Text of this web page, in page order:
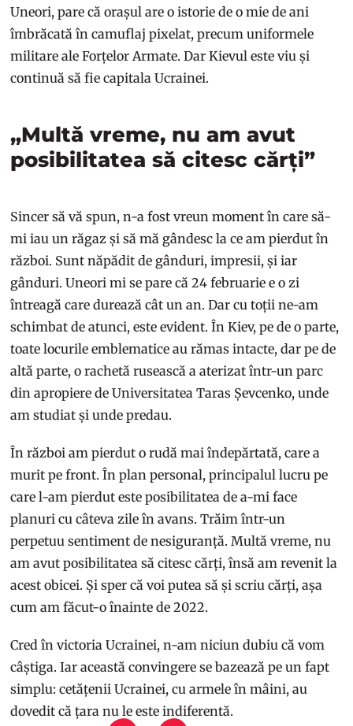
Uneori, pare că orașul are o istorie de o mie de ani
îmbrăcată în camuflaj pixelat, precum uniformele
militare ale Forțelor Armate. Dar Kievul este viu și
continuă să fie capitala Ucrainei.
„Multă vreme, nu am avut
posibilitatea să citesc cărți”
Sincer să vă spun, n-a fost vreun moment în care să-
mi iau un răgaz și să mă gândesc la ce am pierdut în
război. Sunt năpădit de gânduri, impresii, și iar
gânduri. Uneori mi se pare că 24 februarie e o zi
întreagă care durează cât un an. Dar cu toții ne-am
schimbat de atunci, este evident. În Kiev, pe de o parte,
toate locurile emblematice au rămas intacte, dar pe de
altă parte, o rachetă rusească a aterizat într-un parc
din apropiere de Universitatea Taras Șevcenko, unde
am studiat și unde predau.
În război am pierdut o rudă mai îndepărtată, care a
murit pe front. În plan personal, principalul lucru pe
care l-am pierdut este posibilitatea de a-mi face
planuri cu câteva zile în avans. Trăim într-un
perpetuu sentiment de nesiguranță. Multă vreme, nu
am avut posibilitatea să citesc cărți, însă am revenit la
acest obicei. Și sper că voi putea să și scriu cărți, așa
cum am făcut-o înainte de 2022.
Cred în victoria Ucrainei, n-am niciun dubiu că vom
câștiga. Iar această convingere se bazează pe un fapt
simplu: cetățenii Ucrainei, cu armele în mâini, au
dovedit că țara nu le este indiferentă.